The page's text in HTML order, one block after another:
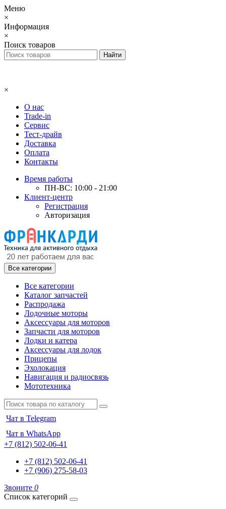
Меню
×
Информация
×
Поиск товаров
×
О нас
Trade-in
Сервис
Тест-драйв
Доставка
Оплата
Контакты
Время работы
ПН-ВС: 10:00 - 21:00
Клиент-центр
Регистрация
Авторизация
Все категории
Все категории
Каталог запчастей
Распродажа
Лодочные моторы
Аксессуары для моторов
Запчасти для моторов
Лодки и катера
Аксессуары для лодок
Прицепы
Эхолокация
Навигация и радиосвязь
Мототехника
Чат в Telegram
Чат в WhatsApp
+7 (812) 502-06-41
+7 (812) 502-06-41
+7 (906) 275-58-03
Звоните 0
Список категорий